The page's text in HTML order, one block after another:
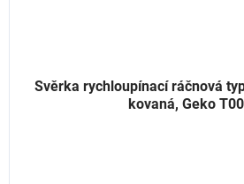
Svěrka rychloupínací ráčnová
kovaná, Geko